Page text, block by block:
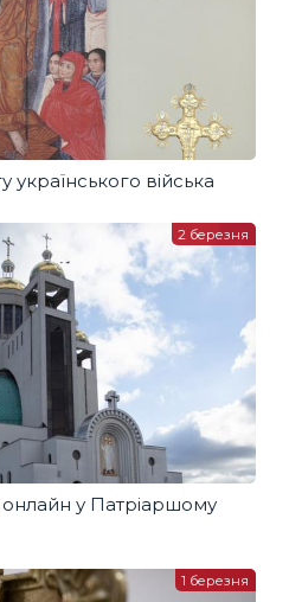
війська
онлайн у Патріаршому
2 березня
1 березня